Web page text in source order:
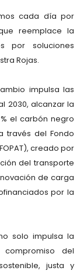
cada día por
reemplace la
por soluciones
Rojas.
impulsa las
2030, alcanzar la
el carbón negro
través del Fondo
creado por
del transporte
de carga
por la
solo impulsa la
del
justa y